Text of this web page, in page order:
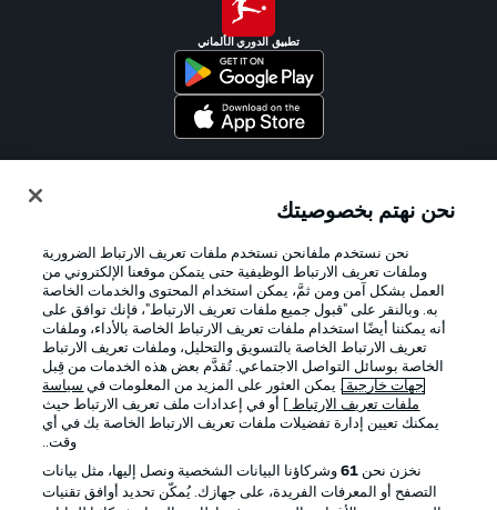
تطبيق الدوري الألماني
الإعلانات الإخطارات القانونية
شروط الاستخدام الوظائف
نحن نهتم بخصوصيتك
نحن نستخدم ملفانحن نستخدم ملفات تعريف الارتباط الضرورية
وملفات تعريف الارتباط الوظيفية حتى يتمكن موقعنا الإلكتروني من
العمل بشكل آمن ومن ثمَّ، يمكن استخدام المحتوى والخدمات الخاصة
به. وبالنقر على "قبول جميع ملفات تعريف الارتباط"، فإنك توافق على
أنه يمكننا أيضًا استخدام ملفات تعريف الارتباط الخاصة بالأداء، وملفات
تعريف الارتباط الخاصة بالتسويق والتحليل، وملفات تعريف الارتباط
الخاصة بوسائل التواصل الاجتماعي. تُقدَّم بعض هذه الخدمات من قِبل
جهات خارجية . يمكن العثور على المزيد من المعلومات في سياسة
ملفات تعريف الارتباط
] أو في إعدادات ملف تعريف الارتباط حيث
يمكنك تعيين إدارة تفضيلات ملفات تعريف الارتباط الخاصة بك في أي
وقت..
نخزن نحن 61وشركاؤنا البيانات الشخصية ونصل إليها، مثل بيانات
التصفح أو المعرفات الفريدة، على جهازك. يُمكّن تحديد أوافق تقنيات